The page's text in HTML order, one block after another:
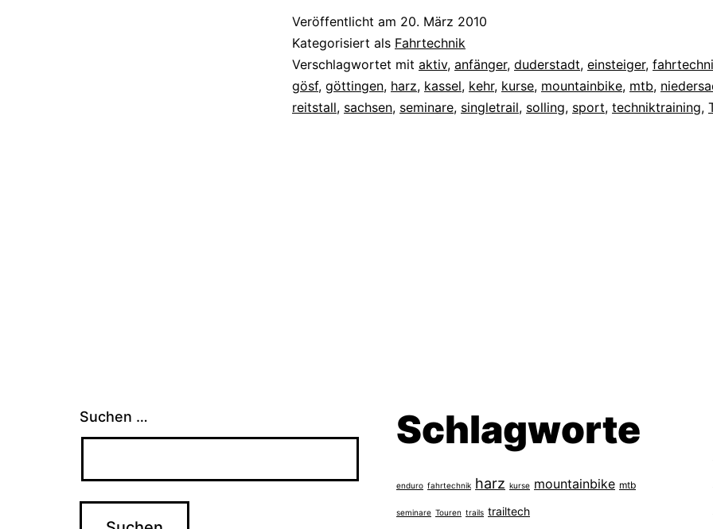
Veröffentlicht am 20. März 2010
Kategorisiert als Fahrtechnik
Verschlagwortet mit aktiv, anfänger, duderstadt, einsteiger,
gösf, göttingen, harz, kassel, kehr, kurse, mountainbike, mtb,
reitstall, sachsen, seminare, singletrail, solling, sport, techniktraining,
Suchen … Schlagworte
enduro fahrtechnik harz kurse mountainbike mtb
seminare Touren trails trailtech